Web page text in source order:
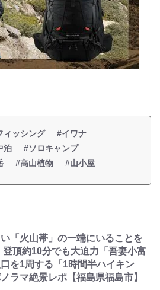
ィッシング
#イワナ
泊
#ソロキャンプ
#高山植物 #山小屋
「火山帯」の一端にいることを
登頂約10分でも大迫力「吾妻小富
を1周する「1時間半ハイキン
ラマ絶景レポ【福島県福島市】